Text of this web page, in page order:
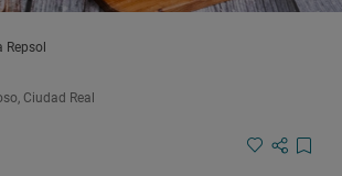
Repsol
Ciudad Real